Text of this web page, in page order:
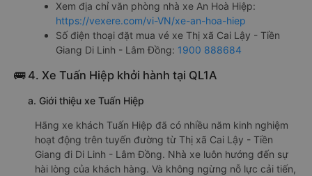
Xem địa chỉ văn phòng nhà xe An Hoà Hiệp:
https://vexere.com/vi-VN/xe-an-hoa-hiep
Số điện thoại đặt mua vé xe Thị xã Cai Lậy - Tiền
Giang Di Linh - Lâm Đồng: 1900 888684
🚌 4. Xe Tuấn Hiệp khởi hành tại QL1A
a. Giới thiệu xe Tuấn Hiệp
Hãng xe khách Tuấn Hiệp đã có nhiều năm kinh nghiệm
hoạt động trên tuyến đường từ Thị xã Cai Lậy - Tiền
Giang đi Di Linh - Lâm Đồng. Nhà xe luôn hướng đến sự
hài lòng của khách hàng. Và không ngừng nỗ lực cải tiến,